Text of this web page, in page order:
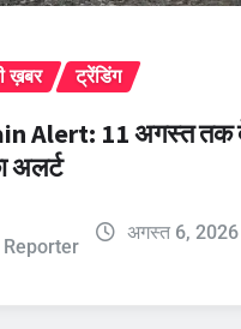
ख़बर ट्रेंडिंग
Alert: 11 अगस्त तक
अलर्ट
अगस्त 6, 2026